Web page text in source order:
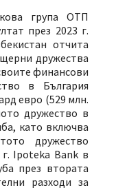
група ОТП
през 2023 г.
отчита
дружества
финансови
в България
евро (529 млн.
дружество в
като включва
дружество
Ipoteka Bank в
през втората
разходи за